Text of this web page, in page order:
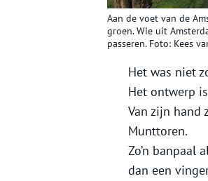
Aan de voet van de
groen. Wie uit
passeren. Foto: Kees
Het was niet
Het ontwerp
Van zijn hand
Munttoren.
Zo’n banpaal
dan een